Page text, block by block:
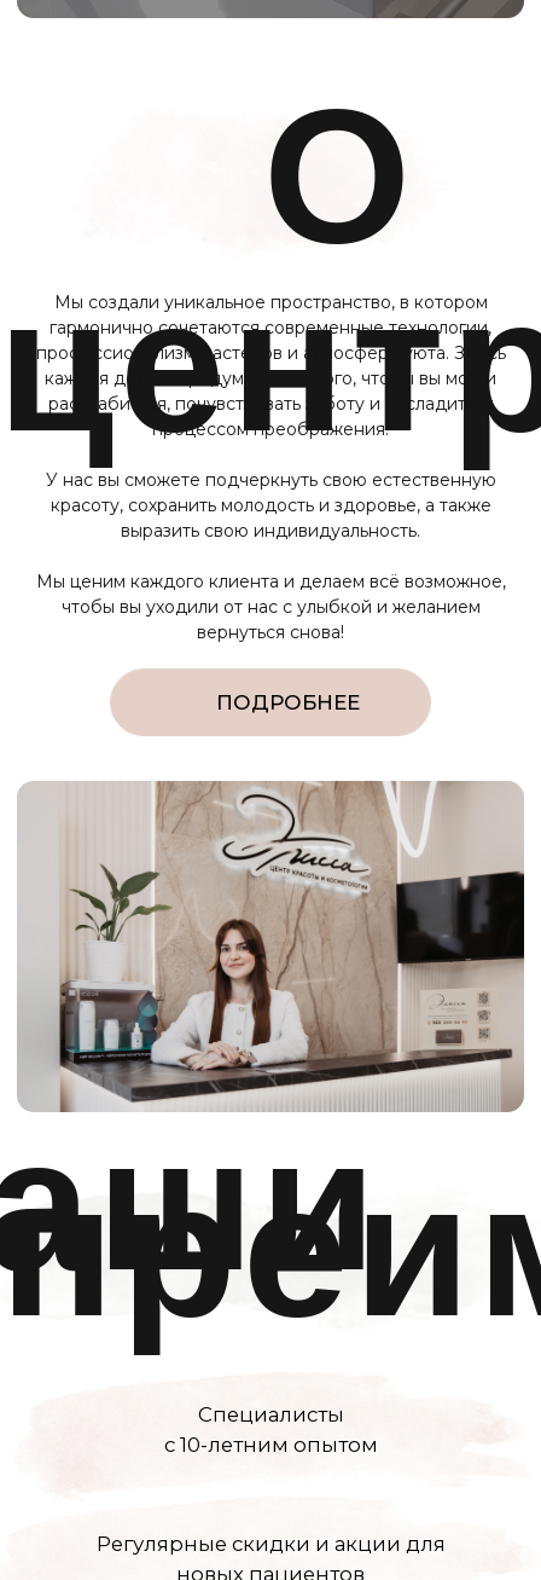
ЗАПИСАТЬСЯ
star5792@mail.ru
10:00 - 22:00
e-mail
Телефон
График работы
Дрожжино, ул. Южная, д. 16к2
Адрес
ООО «ЦЕНТР КРАСОТЫ